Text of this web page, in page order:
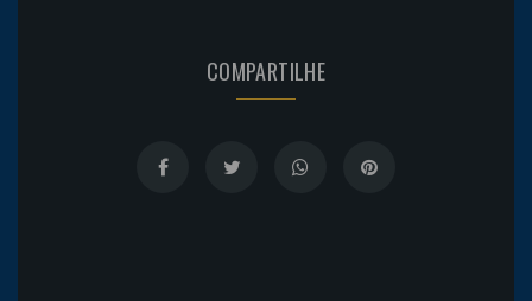
COMPARTILHE